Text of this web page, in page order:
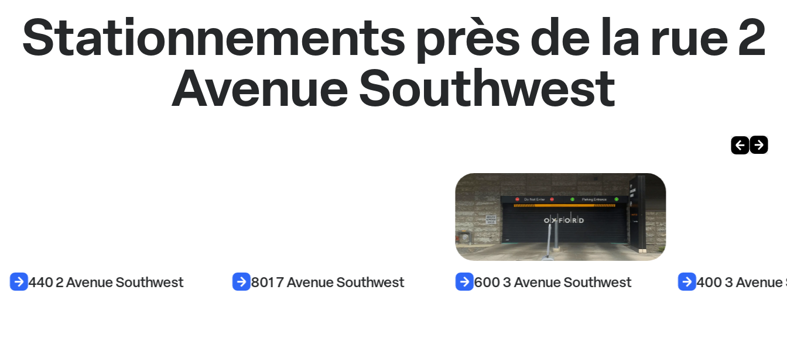
Stationnements près de la rue 2
Avenue Southwest
440 2 Avenue Southwest 801 7 Avenue Southwest 600 3 Avenue Southwest 400 3